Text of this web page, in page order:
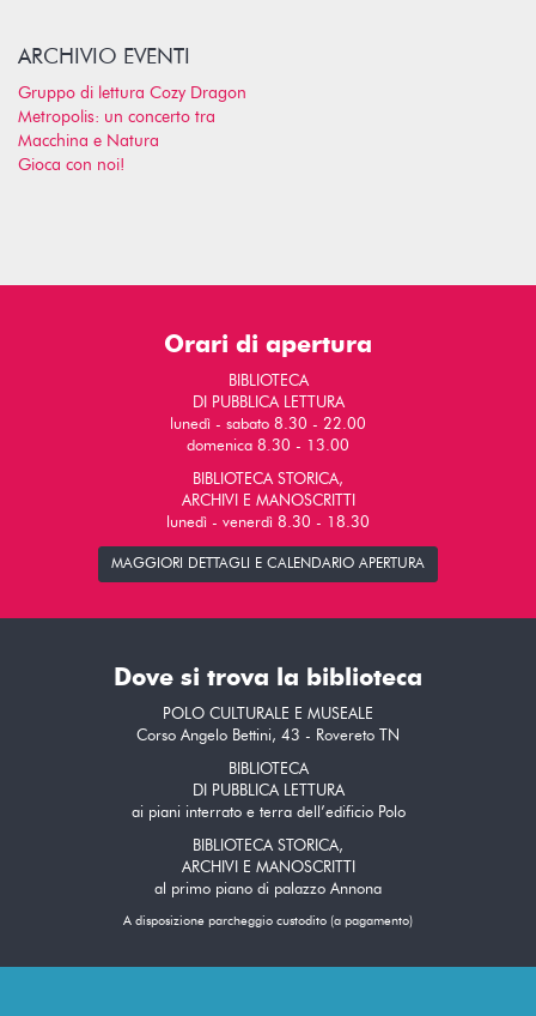
ARCHIVIO EVENTI
Gruppo di lettura Cozy Dragon
Metropolis: un concerto tra
Macchina e Natura
Gioca con noi!
Orari di apertura
BIBLIOTECA
DI PUBBLICA LETTURA
lunedì - sabato 8.30 - 22.00
domenica 8.30 - 13.00
BIBLIOTECA STORICA,
ARCHIVI E MANOSCRITTI
lunedì - venerdì 8.30 - 18.30
MAGGIORI DETTAGLI E CALENDARIO APERTURA
Dove si trova la biblioteca
POLO CULTURALE E MUSEALE
Corso Angelo Bettini, 43 - Rovereto TN
BIBLIOTECA
DI PUBBLICA LETTURA
ai piani interrato e terra dell’edificio Polo
BIBLIOTECA STORICA,
ARCHIVI E MANOSCRITTI
al primo piano di palazzo Annona
A disposizione parcheggio custodito (a pagamento)